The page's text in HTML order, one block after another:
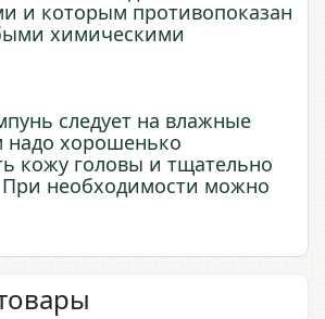
и которым противопоказан
химическими
следует на влажные
надо хорошенько
кожу головы и тщательно
При необходимости можно